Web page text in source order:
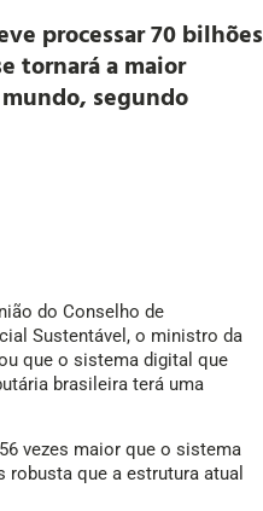
processar 70 bilhões
tornará a maior
segundo
do Conselho de
Sustentável, o ministro da
que o sistema digital que
brasileira terá uma
vezes maior que o sistema
robusta que a estrutura atual